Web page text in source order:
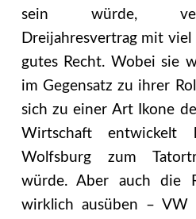
sein würde,
Dreijahresvertrag mit
gutes Recht. Wobei sie
im Gegensatz zu ihrer
sich zu einer Art Ikone
Wirtschaft
Wolfsburg zum
würde. Aber auch die
wirklich ausüben –